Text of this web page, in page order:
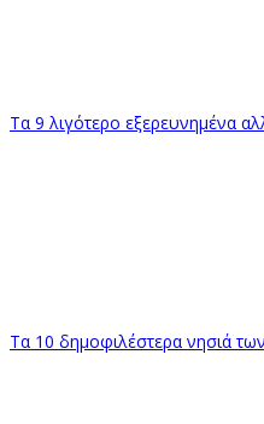
Τα 9 λιγότερο εξερευνημένα
Τα 10 δημοφιλέστερα νησιά